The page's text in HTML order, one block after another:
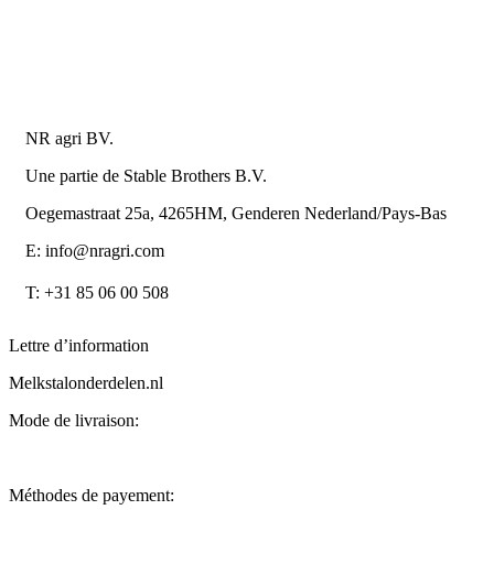
NR agri BV.
Une partie de Stable Brothers B.V.
Oegemastraat 25a, 4265HM, Genderen Nederland/Pays-Bas
E: info@nragri.com
T: +31 85 06 00 508
Lettre d’information
Melkstalonderdelen.nl
Mode de livraison:
Méthodes de payement: